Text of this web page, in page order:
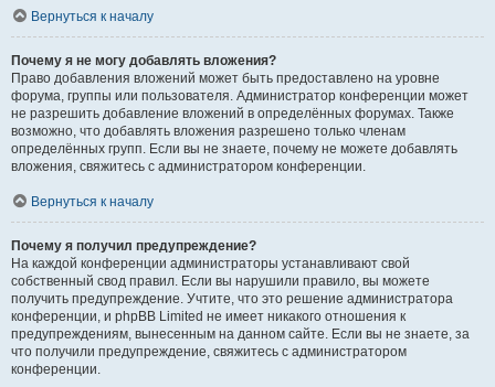
Вернуться к началу
Почему я не могу добавлять вложения?
Право добавления вложений может быть предоставлено на уровне
форума, группы или пользователя. Администратор конференции может
не разрешить добавление вложений в определённых форумах. Также
возможно, что добавлять вложения разрешено только членам
определённых групп. Если вы не знаете, почему не можете добавлять
вложения, свяжитесь с администратором конференции.
Вернуться к началу
Почему я получил предупреждение?
На каждой конференции администраторы устанавливают свой
собственный свод правил. Если вы нарушили правило, вы можете
получить предупреждение. Учтите, что это решение администратора
конференции, и phpBB Limited не имеет никакого отношения к
предупреждениям, вынесенным на данном сайте. Если вы не знаете, за
что получили предупреждение, свяжитесь с администратором
конференции.